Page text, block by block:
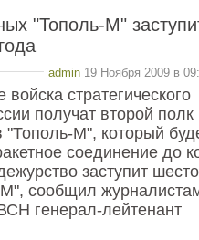
"Тополь-М"
admin 19 Ноября 2009 в
стратегического
получат второй полк
М", который
соединение до
заступит
сообщил
генерал-лейтенант